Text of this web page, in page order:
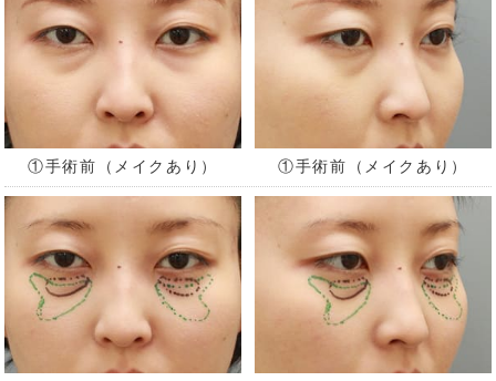
①手術前（メイクあり） ①手術前（メイクあり）